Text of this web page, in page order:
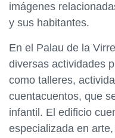
imágenes
y sus habitantes.
En el Palau de la
diversas actividades
como talleres,
cuentacuentos, que
infantil. El edificio
especializada en